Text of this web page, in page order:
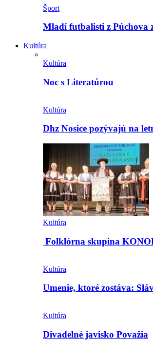
Šport
Mladí futbalisti z Púchova
Kultúra
Kultúra
Noc s Literatúrou
Kultúra
Dhz Nosice pozývajú na
Kultúra
Folklórna skupina
Kultúra
Umenie, ktoré zostáva:
Kultúra
Divadelné javisko Považia